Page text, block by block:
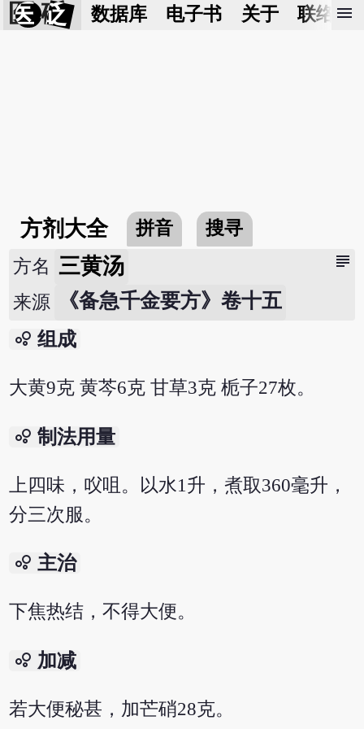
医 砭 数据库 电子书 关于 联络我
menu
方剂大全 拼音 搜寻
subject
方名 三黄汤
来源 《备急千金要方》卷十五
bubble_chart 组成
大黄9克 黄芩6克 甘草3克 栀子27枚。
bubble_chart 制法用量
上四味，㕮咀。以水1升，煮取360毫升，
分三次服。
bubble_chart 主治
下焦热结，不得大便。
bubble_chart 加减
若大便秘甚，加芒硝28克。